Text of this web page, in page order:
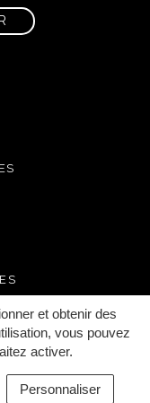
et obtenir des
vous pouvez
activer.
Personnaliser